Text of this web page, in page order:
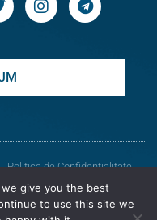
Politica de Confidențialitate
give you the best
to use this site we